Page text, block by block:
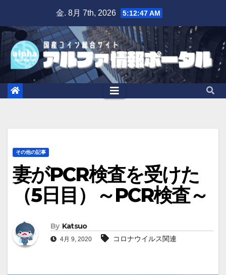
content
金. 8月 7th, 2026 5:12:48 AM
その他の記事
妻がPCR検査を受けた
（5日目）～PCR検査～
By Katsuo
4月 9, 2020 コロナウイルス関連